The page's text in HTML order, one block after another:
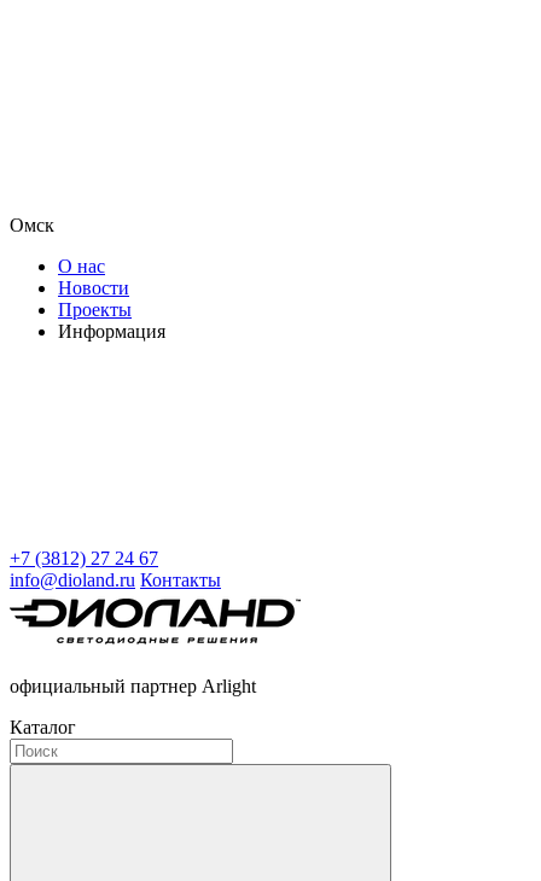
Омск
О нас
Новости
Проекты
Информация
+7 (3812) 27 24 67
info@dioland.ru Контакты
официальный партнер Arlight
Каталог